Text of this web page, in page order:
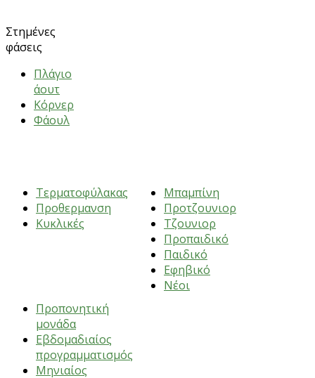
Στημένες
φάσεις
Πλάγιο
άουτ
Κόρνερ
Φάουλ
Τερματοφύλακας
Προθερμανση
Κυκλικές
Προπονητική
μονάδα
Εβδομαδιαίος
προγραμματισμός
Μηνιαίος
Μπαμπίνη
Προτζουνιορ
Τζουνιορ
Προπαιδικό
Παιδικό
Εφηβικό
Νέοι